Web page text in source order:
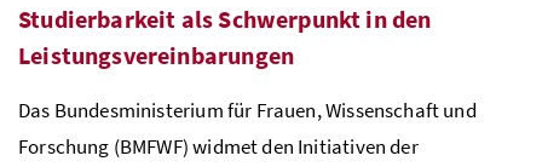
Studierbarkeit als Schwerpunkt in den
Leistungsvereinbarungen
Das Bundesministerium für Frauen, Wissenschaft und
Forschung (BMFWF) widmet den Initiativen der